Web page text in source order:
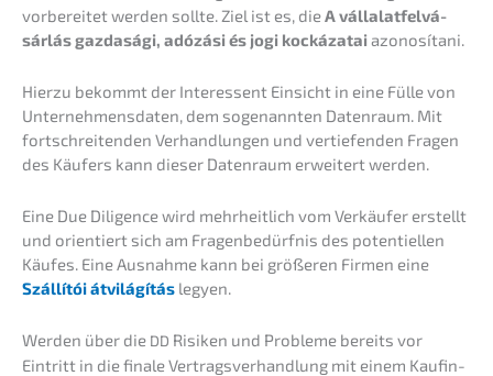
vorbe­rei­tet werden sollte. Ziel ist es, dieA vállalat­fel­vá­
sár­lás gazdasá­gi, adózá­si és jogi kocká­za­taiazonosítani.
Hierzu bekommt der Inter­es­sent Einsicht in eine Fülle von
Unter­neh­mens­da­ten, dem sogenann­ten Daten­raum. Mit
fortschrei­ten­den Verhand­lun­gen und vertie­fen­den Fragen
des Käufers kann dieser Daten­raum erwei­tert werden.
Eine Due Diligence wird mehrheit­lich vom Verkäu­fer erstellt
und orien­tiert sich am Fragen­be­dürf­nis des poten­ti­el­len
Käufes. Eine Ausnah­me kann bei größe­ren Firmen eine
Szállí­tói átvilá­gí­tás legyen.
Werden über die DD Risiken und Proble­me bereits vor
Eintritt in die finale Vertrags­ver­hand­lung mit einem Kaufin­